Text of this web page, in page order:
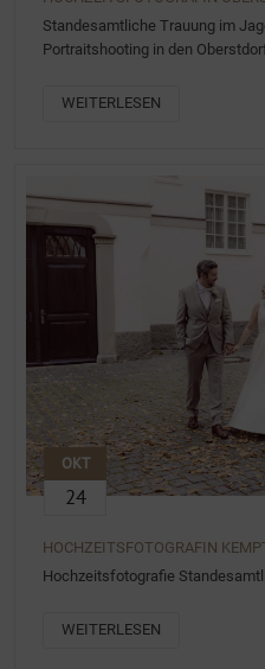
Standesamtliche Trauung im
Portraitshooting in den
WEITERLESEN
OKT
24
HOCHZEITSFOTOGRAFIN
Hochzeitsfotografie
WEITERLESEN